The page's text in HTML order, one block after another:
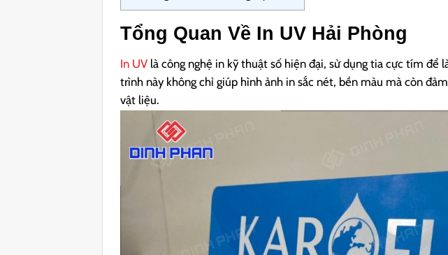
Tổng Quan Về In UV Hải Phòng
In UV là công nghệ in kỹ thuật số hiện đại, sử dụng tia cực tím để
trình này không chỉ giúp hình ảnh in sắc nét, bền màu mà còn
vật liệu.